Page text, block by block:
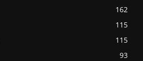
162
115
115
93